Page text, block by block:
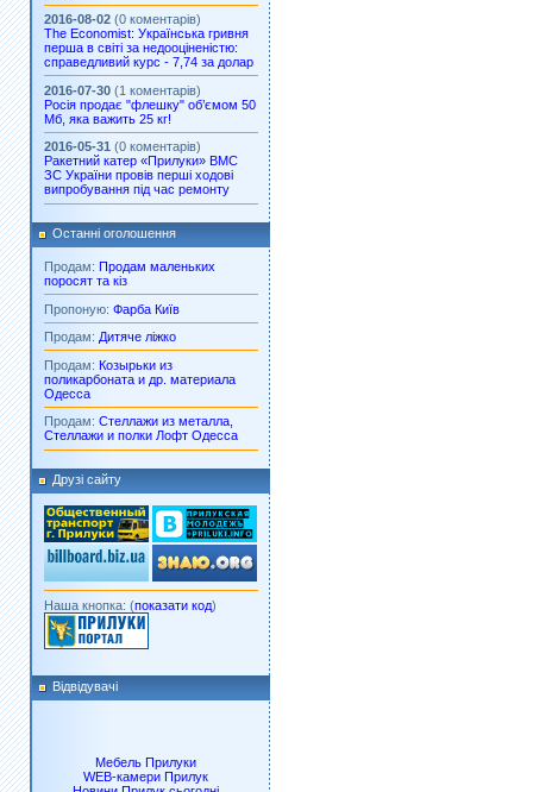
2016-08-02 (0 коментарів)
The Economist: Українська гривня
перша в світі за недооціненістю:
справедливий курс - 7,74 за долар
2016-07-30 (1 коментарів)
Росія продає "флешку" об’ємом 50
Мб, яка важить 25 кг!
2016-05-31 (0 коментарів)
Ракетний катер «Прилуки» ВМС
ЗС України провів перші ходові
випробування під час ремонту
Останні оголошення
Продам: Продам маленьких
поросят та кіз
Пропоную: Фарба Київ
Продам: Дитяче ліжко
Продам: Козырьки из
поликарбоната и др. материала
Одесса
Продам: Стеллажи из металла,
Стеллажи и полки Лофт Одесса
Друзі сайту
Наша кнопка: (показати код)
Відвідувачі
Мебель Прилуки
WEB-камери Прилук